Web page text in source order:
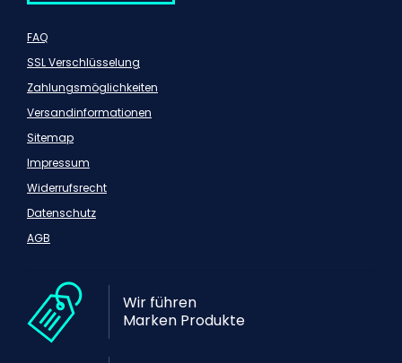
FAQ
SSL Verschlüsselung
Zahlungsmöglichkeiten
Versandinformationen
Sitemap
Impressum
Widerrufsrecht
Datenschutz
AGB
Wir führen
Marken Produkte